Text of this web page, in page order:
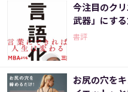
今注目のク
武器」にす
書評
お尻の穴を